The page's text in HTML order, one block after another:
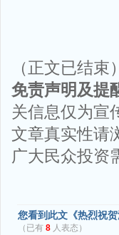
（正文已结束）
免责声明及提
关信息仅为宣
文章真实性请
广大民众投资
您看到此文《热烈祝
（已有 8 人表态）